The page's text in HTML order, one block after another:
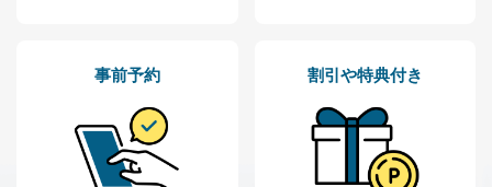
上記２．の利用目的を実施するために守秘義務を結ん
託・提供する場合、その業務に必要な範囲で委託・提
供先企業に個人情報を開示することがあります。
委託・提供先企業は具体的には以下のような企業です
が、これらに限りません。
事前予約 割引や特典付き